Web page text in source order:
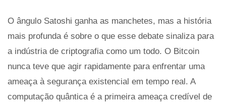
O ângulo Satoshi ganha as manchetes, mas a história
mais profunda é sobre o que esse debate sinaliza para
a indústria de criptografia como um todo. O Bitcoin
nunca teve que agir rapidamente para enfrentar uma
ameaça à segurança existencial em tempo real. A
computação quântica é a primeira ameaça credível de